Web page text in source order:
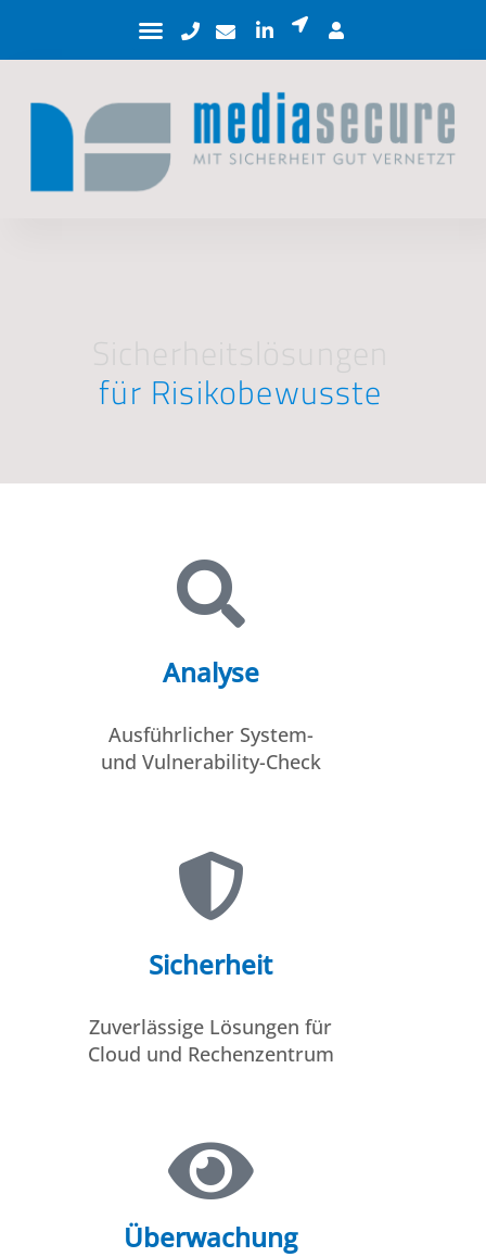
für Risikobewusste
Analyse
Ausführlicher System-
und Vulnerability-Check
Sicherheit
Zuverlässige Lösungen für
Cloud und Rechenzentrum
Überwachung